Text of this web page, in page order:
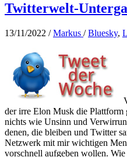
Twitterwelt-
13/11/2022 /Markus /Bluesky,
der irre Elon Musk die Plattform
nichts wie Unsinn und
denen, die bleiben und Twitter
Netzwerk mit mir wichtigen
vorschnell aufgeben wollen.